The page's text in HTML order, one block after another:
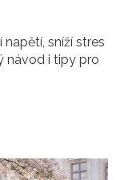
sníží stres
návod i tipy pro